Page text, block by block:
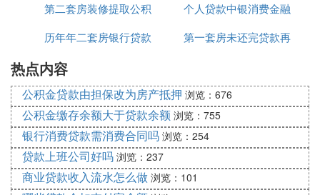
勪袱鍊嶏紱绗浜屽楁埧鐨勮捶娆惧埄鐜囦篃浼氶珮浜
庨栧楁埧銆傚湪璐涔扮浜屽楁埧鏃讹紝鎮ㄩ渶瑕佹彁
鍓嶅仛濂借祫閲戝噯澶囧拰棰勭畻瑙勫垝锛岄伩鍏嶅
洜涓鸿祫閲戜笉瓒虫垨鑰呰繕娆惧帇鍔涜繃澶ц屽奖
鍝嶆偍鐨勭敓娲诲搧璐ㄣ
銆愭硶寰嬩緷鎹銆戯細
銆婁笂娴峰競浣忔埧鍏绉閲戜釜浜鸿喘鎴胯捶娆剧
＄悊鍔炴硶瀹炴柦缁嗗垯銆嬬鍏鏉
閰嶅伓涓鏂圭敵璇蜂簡鍏绉閲戣捶娆撅紝鍦ㄥ叾鏈杩
樻竻璐锋炬湰鎭涔嬪墠锛岄厤鍋剁殑鍙︿竴鏂逛笉鑳
第二套房装修提取公积
金贷款吗
个人贷款中银消费金融
有限公司官网
历年年二套房银行贷款
第一套房未还完贷款再
热点内容
公积金贷款由担保改为房产抵押 浏览：676
公积金缴存余额大于贷款余额 浏览：755
银行消费贷款需消费合同吗 浏览：254
贷款上班公司好吗 浏览：237
商业贷款收入流水怎么做 浏览：101